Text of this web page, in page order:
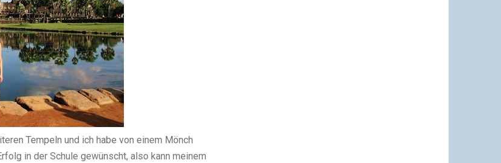
Tempeln und ich habe von einem Mönch
in der Schule gewünscht, also kann meinem